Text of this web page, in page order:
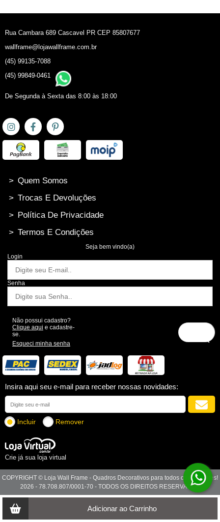
Adicionar ao Carrinho
Rua Cambara 689 Cascavel PR CEP 85807677
wallframe@lojawallframe.com.br
(45) 99135-7088
(45) 99849-0461
De Segunda à Sexta das 8:00 às 18:00
> Quem Somos
> Trocas E Devoluções
> Política De Privacidade
> Termos E Condições
Seja bem vindo(a)
Login
Senha
Não possui cadastro?
Clique aqui e cadastre-
se.
Esqueci minha senha
Insira aqui seu e-mail para receber nossas novidades:
Incluir Remover
Crie já sua loja virtual
COPYRIGHT © Loja Wall Frame - Quadros Decorativos para todos os Ambientes!
2026 - 78.708.807/0001-70 - TODOS OS DIREITOS RESERVADOS